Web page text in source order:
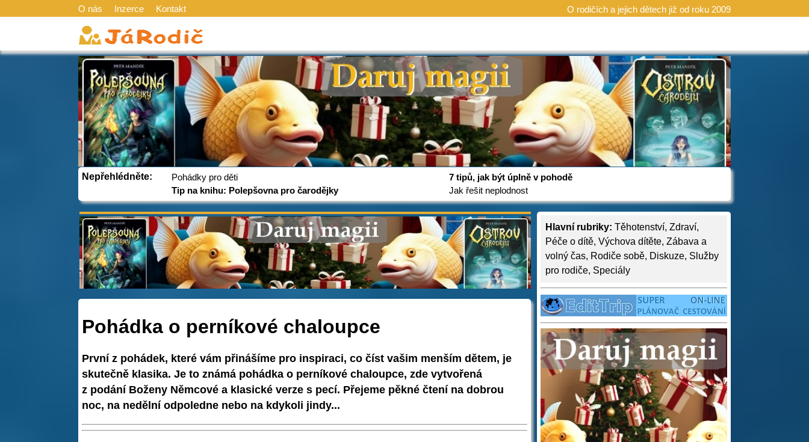
O nás Inzerce Kontakt O rodičích a jejich dětech již od roku 2009
Nepřehlédněte:
Pohádky pro děti
Tip na knihu: Polepšovna pro čarodějky
7 tipů, jak být úplně v pohodě
Jak řešit neplodnost
Hlavní rubriky: Těhotenství, Zdraví,
Péče o dítě, Výchova dítěte, Zábava a
volný čas, Rodiče sobě, Diskuze, Služby
pro rodiče, Speciály
Pohádka o perníkové chaloupce
První z pohádek, které vám přinášíme pro inspiraci, co číst vašim menším dětem, je
skutečně klasika. Je to známá pohádka o perníkové chaloupce, zde vytvořená
z podání Boženy Němcové a klasické verze s pecí. Přejeme pěkné čtení na dobrou
noc, na nedělní odpoledne nebo na kdykoli jindy...